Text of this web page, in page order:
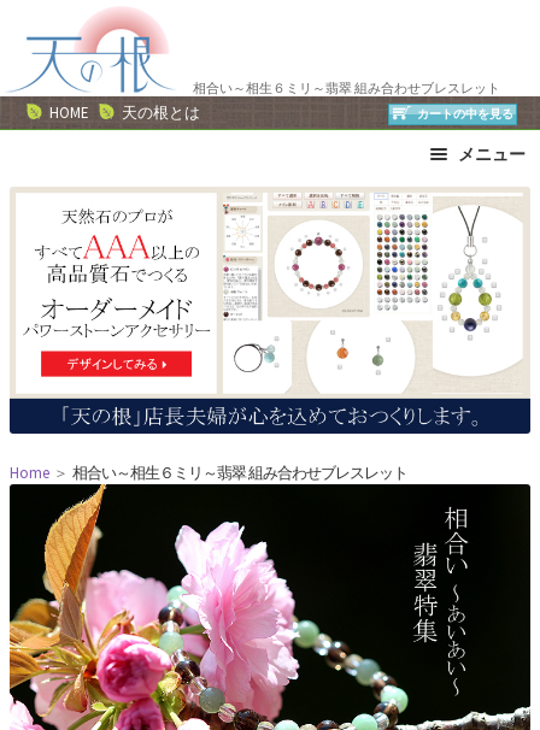
ー
シ
ン
ン
ツ
ス
相合い～相生６ミリ～翡翠 組み合わせブレスレット
HOME 天の根とは カートの中を見る
メニュー
ブレスレット
ストラップ
ネックレス
ピアス・イヤリング
リング
運勢で選ぶ
誕生石で選ぶ
色で選ぶ
干支石で選ぶ
星座石で選ぶ
石の名前で選ぶ
パワーストーン一覧
Home ＞ 相合い～相生６ミリ～翡翠 組み合わせブレスレット